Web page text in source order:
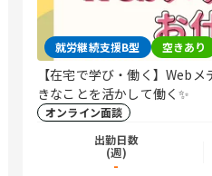
就労継続支援B型 空きあり
【在宅で学び・働く】Web
きなことを活かして働く✨
オンライン面談
出勤日数
(週)
-